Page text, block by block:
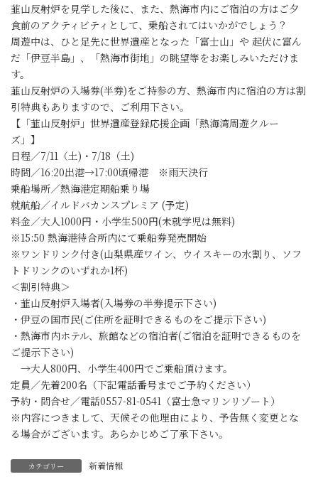
韮山反射炉を見学した後に、また、熱海市内にご宿泊の方はご夕
食前のアクティビティとして、乗船されてはいかがでしょう？
周遊中は、ひと足先に世界遺産となった「富士山」や 起伏に富ん
だ「伊豆半島」、「熱海市街地」の眺望等をお楽しみいただけま
す。
韮山反射炉の入場券(半券)をご持参の方、熱海市内に宿泊の方は割
引特典もありますので、ご利用下さい。
【「韮山反射炉」世界遺産登録応援企画「熱海湾周遊クルー
ズ」】
日程／7/11（土)・7/18（土)
時間／16:20出港→17:00頃帰港 ※雨天決行
乗船場所／熱海港定期船乗り場
就航船／イルドバカンスプレミア (予定)
料金／大人1000円・小学生500円(未就学児は無料)
※15:50 熱海港待合所内にて乗船券発売開始
※ワンドリンク付き(山梨県産ワイン、ウイスキーの水割り、ソフ
トドリンクのいずれか1杯)
＜割引特典＞
・韮山反射炉入場者(入場券の半券提示下さい)
・伊豆の国市民(ご住所を証明できるものをご提示下さい)
・熱海市内ホテル、旅館などの宿泊者(ご宿泊を証明できるものを
ご提示下さい)
→大人800円、小学生400円でご乗船頂けます。
定員／先着200名（下記電話番号までご予約ください）
予約・問合せ／電話0557-81-0541（富士急マリンリゾート）
※内容につきまして、天候その他理由により、予告無く変更とな
る場合がございます。あらかじめご了承下さい。
カテゴリー 新着情報